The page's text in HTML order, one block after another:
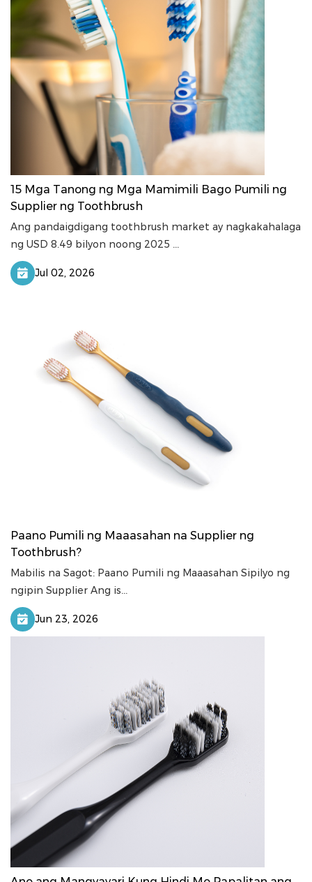
15 Mga Tanong ng Mga Mamimili Bago Pumili ng
Supplier ng Toothbrush
Ang pandaigdigang toothbrush market ay nagkakahalaga
ng USD 8.49 bilyon noong 2025 ...
Jul 02, 2026
Paano Pumili ng Maaasahan na Supplier ng
Toothbrush?
Mabilis na Sagot: Paano Pumili ng Maaasahan Sipilyo ng
ngipin Supplier Ang is...
Jun 23, 2026